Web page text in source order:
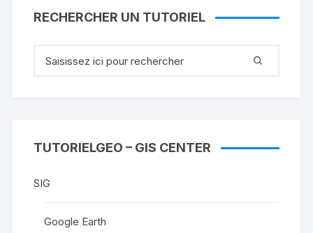
RECHERCHER UN TUTORIEL
pour
TUTORIELGEO – GIS CENTER
SIG
Google Earth